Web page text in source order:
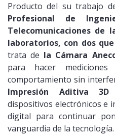
Producto del su trabajo
Profesional de
Telecomunicaciones de
laboratorios, con dos
trata de la Cámara
para hacer
comportamiento sin
Impresión Aditiva 3D
dispositivos electrónicos e
digital para continuar
vanguardia de la tecnología.